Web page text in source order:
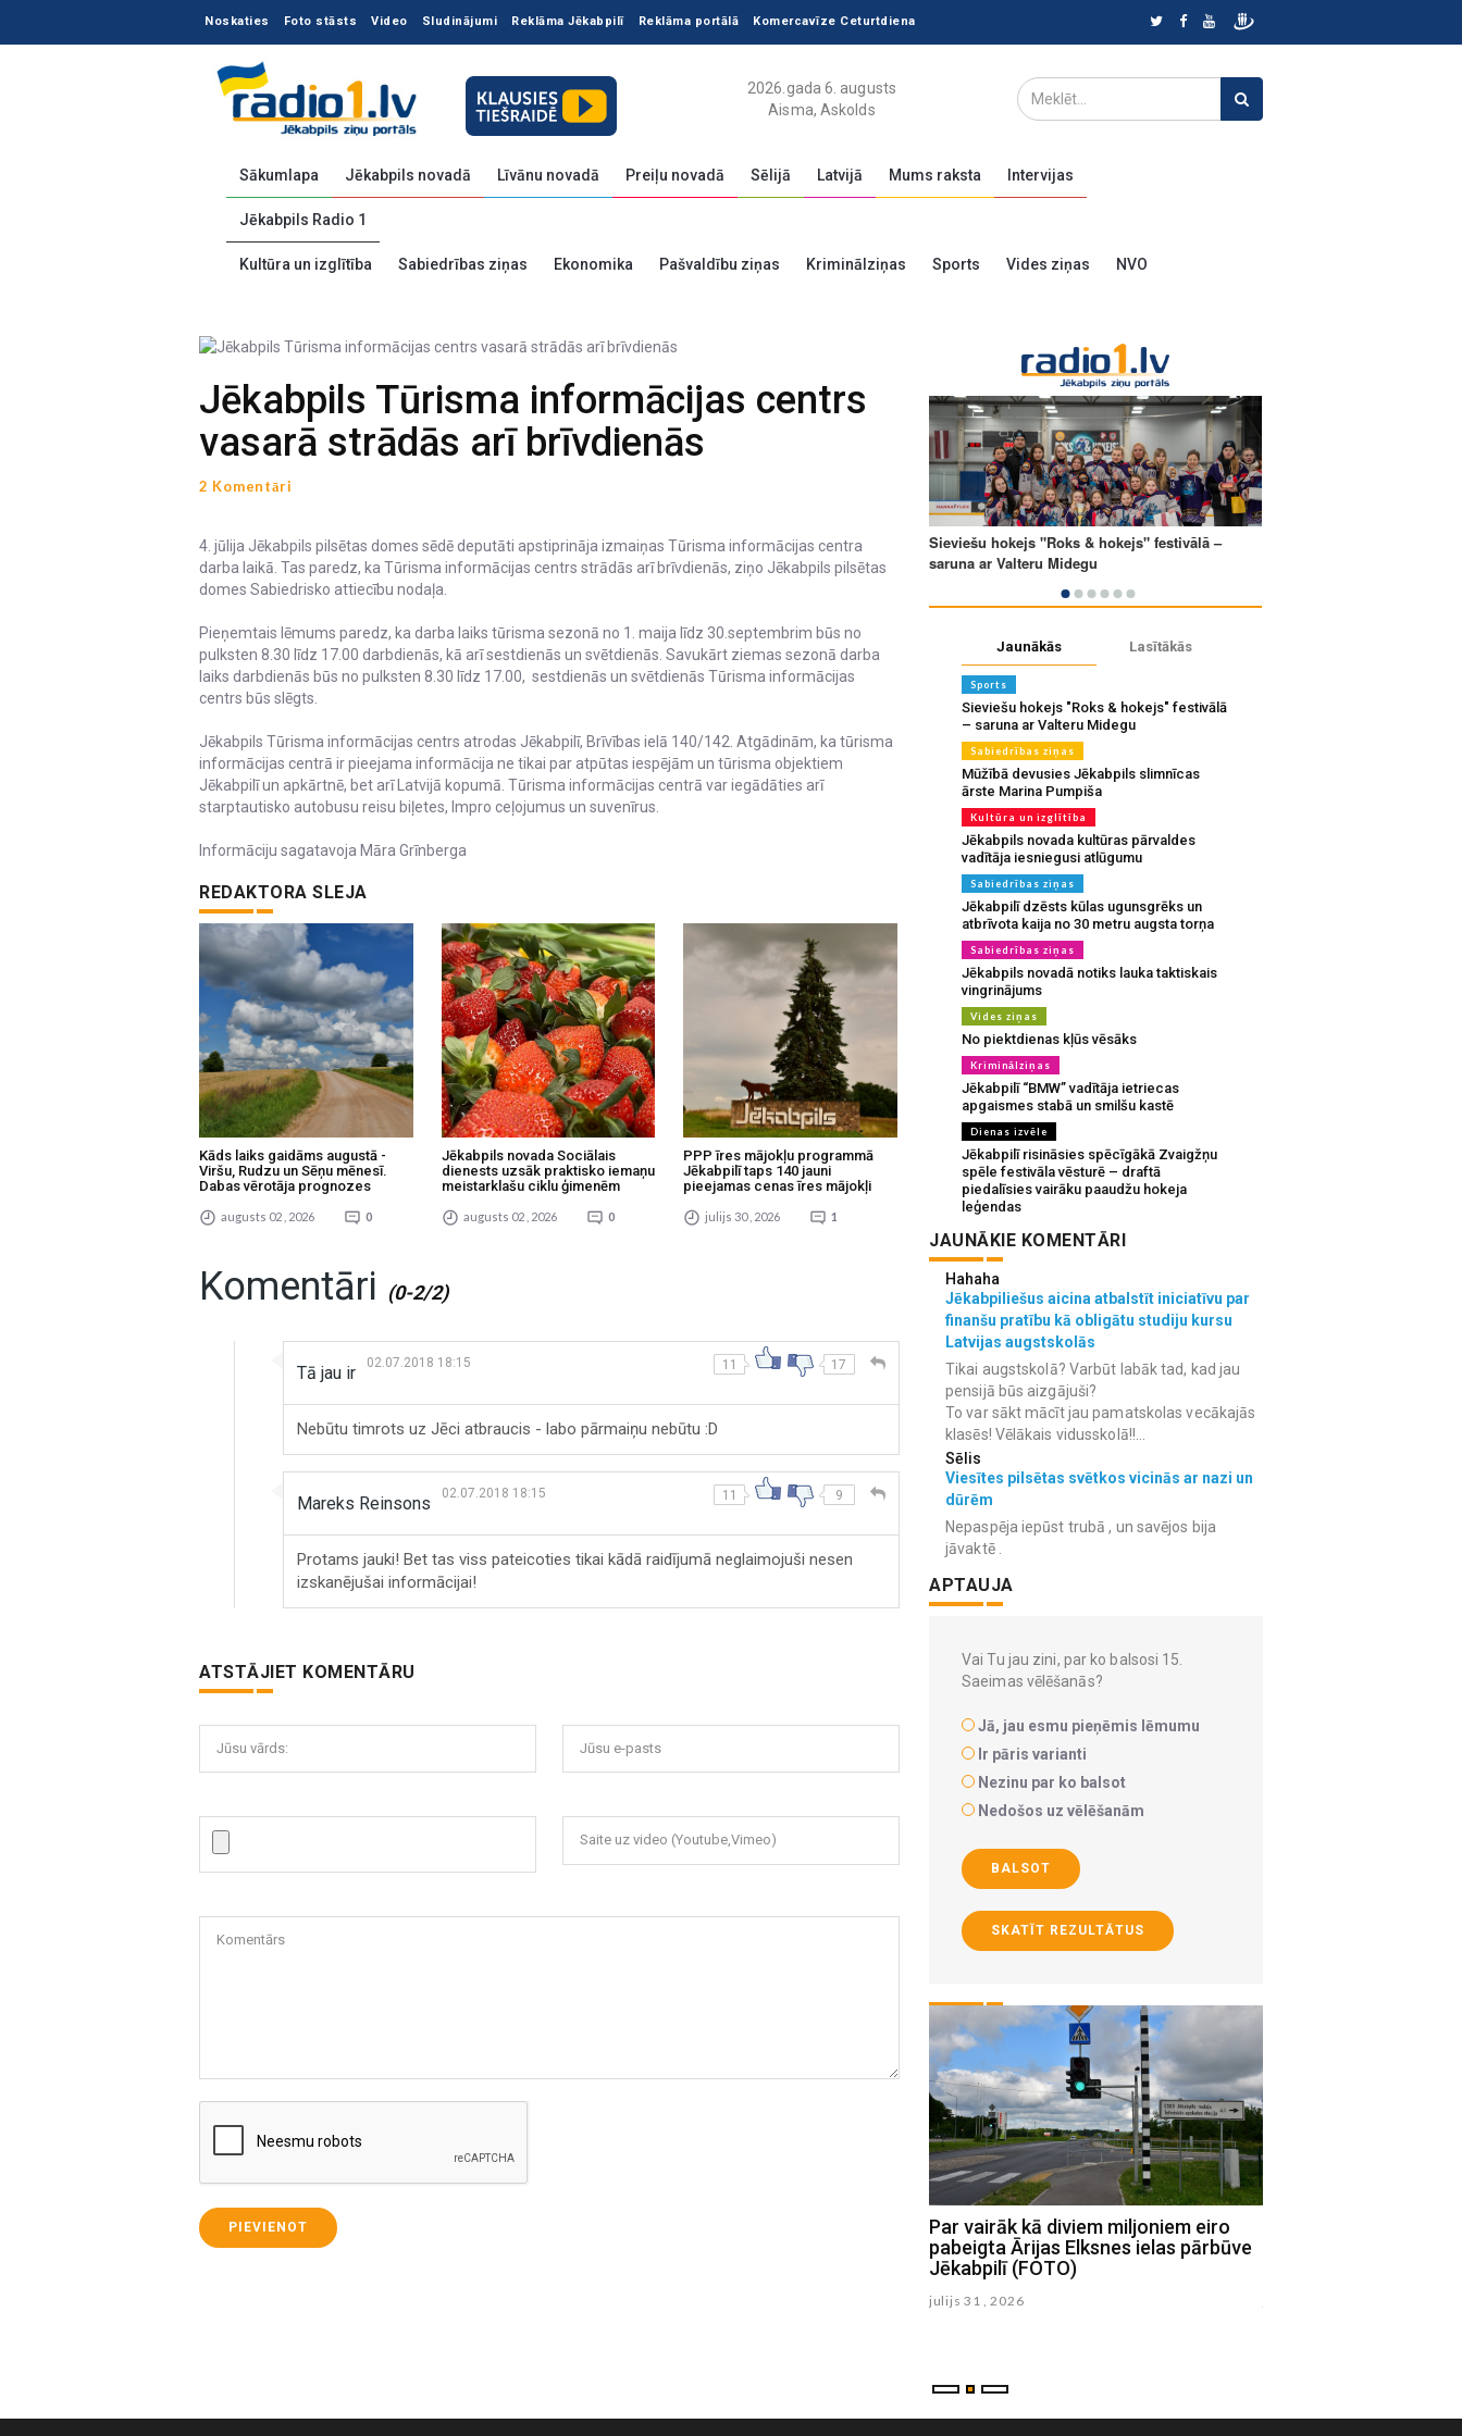
Noskaties Foto stāsts Video Sludinājumi Reklāma Jēkabpilī Reklāma portālā Komercavīze Ceturtdiena
2026.gada 6. augusts
Aisma, Askolds
Sākumlapa Jēkabpils novadā Līvānu novadā Preiļu novadā Sēlijā Latvijā Mums raksta Intervijas
Jēkabpils Radio 1
Kultūra un izglītība Sabiedrības ziņas Ekonomika Pašvaldību ziņas Kriminālziņas Sports Vides ziņas NVO
Jēkabpils Tūrisma informācijas centrs
vasarā strādās arī brīvdienās
2 Komentāri
4. jūlija Jēkabpils pilsētas domes sēdē deputāti apstiprināja izmaiņas Tūrisma informācijas centra
darba laikā. Tas paredz, ka Tūrisma informācijas centrs strādās arī brīvdienās, ziņo Jēkabpils pilsētas
domes Sabiedrisko attiecību nodaļa.
Pieņemtais lēmums paredz, ka darba laiks tūrisma sezonā no 1. maija līdz 30.septembrim būs no
pulksten 8.30 līdz 17.00 darbdienās, kā arī sestdienās un svētdienās. Savukārt ziemas sezonā darba
laiks darbdienās būs no pulksten 8.30 līdz 17.00, sestdienās un svētdienās Tūrisma informācijas
centrs būs slēgts.
Jēkabpils Tūrisma informācijas centrs atrodas Jēkabpilī, Brīvības ielā 140/142. Atgādinām, ka tūrisma
informācijas centrā ir pieejama informācija ne tikai par atpūtas iespējām un tūrisma objektiem
Jēkabpilī un apkārtnē, bet arī Latvijā kopumā. Tūrisma informācijas centrā var iegādāties arī
starptautisko autobusu reisu biļetes, Impro ceļojumus un suvenīrus.
Informāciju sagatavoja Māra Grīnberga
REDAKTORA SLEJA
Kāds laiks gaidāms augustā -
Viršu, Rudzu un Sēņu mēnesī.
Dabas vērotāja prognozes
augusts 02 , 2026 0
Jēkabpils novada Sociālais
dienests uzsāk praktisko iemaņu
meistarklašu ciklu ģimenēm
augusts 02 , 2026 0
PPP īres mājokļu programmā
Jēkabpilī taps 140 jauni
pieejamas cenas īres mājokļi
julijs 30 , 2026 1
Komentāri (0-2/2)
Tā jau ir 02.07.2018 18:15 11 17
Nebūtu timrots uz Jēci atbraucis - labo pārmaiņu nebūtu :D
Mareks Reinsons 02.07.2018 18:15 11 9
Protams jauki! Bet tas viss pateicoties tikai kādā raidījumā neglaimojuši nesen
izskanējušai informācijai!
ATSTĀJIET KOMENTĀRU
Jūsu vārds: Jūsu e-pasts
Saite uz video (Youtube,Vimeo)
Komentārs
PIEVIENOT
Jaunākās Lasītākās
Sports
Sieviešu hokejs "Roks & hokejs" festivālā
– saruna ar Valteru Midegu
Sabiedrības ziņas
Mūžībā devusies Jēkabpils slimnīcas
ārste Marina Pumpiša
Kultūra un izglītība
Jēkabpils novada kultūras pārvaldes
vadītāja iesniegusi atlūgumu
Sabiedrības ziņas
Jēkabpilī dzēsts kūlas ugunsgrēks un
atbrīvota kaija no 30 metru augsta torņa
Sabiedrības ziņas
Jēkabpils novadā notiks lauka taktiskais
vingrinājums
Vides ziņas
No piektdienas kļūs vēsāks
Kriminālziņas
Jēkabpilī “BMW” vadītāja ietriecas
apgaismes stabā un smilšu kastē
Dienas izvēle
Jēkabpilī risināsies spēcīgākā Zvaigžņu
spēle festivāla vēsturē – draftā
piedalīsies vairāku paaudžu hokeja
leģendas
JAUNĀKIE KOMENTĀRI
Hahaha
Jēkabpiliešus aicina atbalstīt iniciatīvu par
finanšu pratību kā obligātu studiju kursu
Latvijas augstskolās
Tikai augstskolā? Varbūt labāk tad, kad jau
pensijā būs aizgājuši?
To var sākt mācīt jau pamatskolas vecākajās
klasēs! Vēlākais vidusskolā!!...
Sēlis
Viesītes pilsētas svētkos vicinās ar nazi un
dūrēm
Nepaspēja iepūst trubā , un savējos bija
jāvaktē .
APTAUJA
Vai Tu jau zini, par ko balsosi 15.
Saeimas vēlēšanās?
Jā, jau esmu pieņēmis lēmumu
Ir pāris varianti
Nezinu par ko balsot
Nedošos uz vēlēšanām
BALSOT
SKATĪT REZULTĀTUS
Par vairāk kā diviem miljoniem eiro
pabeigta Ārijas Elksnes ielas pārbūve
Jēkabpilī (FOTO)
julijs 31 , 2026